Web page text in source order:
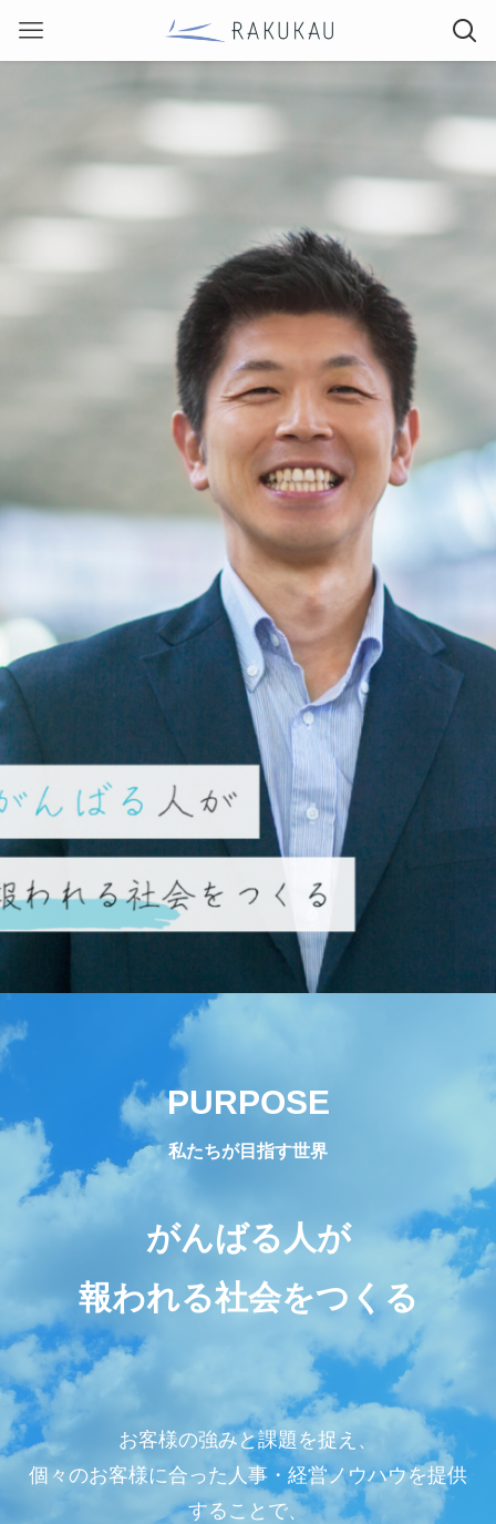
PURPOSE
私たちが目指す世界
がんばる人が
報われる社会をつくる
お客様の強みと課題を捉え、
個々のお客様に合った人事・経営ノウハウを提供
することで、